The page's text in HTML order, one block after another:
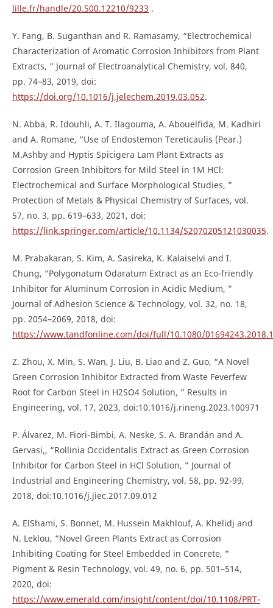
lille.fr/handle/20.500.12210/9233 .
Y. Fang, B. Suganthan and R. Ramasamy, “Electrochemical
Characterization of Aromatic Corrosion Inhibitors from Plant
Extracts, ” Journal of Electroanalytical Chemistry, vol. 840,
pp. 74–83, 2019, doi:
https://doi.org/10.1016/j.jelechem.2019.03.052.
N. Abba, R. Idouhli, A. T. Ilagouma, A. Abouelfida, M. Kadhiri
and A. Romane, “Use of Endostemon Tereticaulis (Pear.)
M.Ashby and Hyptis Spicigera Lam Plant Extracts as
Corrosion Green Inhibitors for Mild Steel in 1M HCl:
Electrochemical and Surface Morphological Studies, ”
Protection of Metals & Physical Chemistry of Surfaces, vol.
57, no. 3, pp. 619–633, 2021, doi:
https://link.springer.com/article/10.1134/S2070205121030035.
M. Prabakaran, S. Kim, A. Sasireka, K. Kalaiselvi and I.
Chung, “Polygonatum Odaratum Extract as an Eco-friendly
Inhibitor for Aluminum Corrosion in Acidic Medium, ”
Journal of Adhesion Science & Technology, vol. 32, no. 18,
pp. 2054–2069, 2018, doi:
https://www.tandfonline.com/doi/full/10.1080/
Z. Zhou, X. Min, S. Wan, J. Liu, B. Liao and Z. Guo, “A Novel
Green Corrosion Inhibitor Extracted from Waste Feverfew
Root for Carbon Steel in H2SO4 Solution, ” Results in
Engineering, vol. 17, 2023, doi:10.1016/j.rineng.2023.100971
P. Álvarez, M. Fiori-Bimbi, A. Neske, S. A. Brandán and A.
Gervasi,, “Rollinia Occidentalis Extract as Green Corrosion
Inhibitor for Carbon Steel in HCl Solution, ” Journal of
Industrial and Engineering Chemistry, vol. 58, pp. 92-99,
2018, doi:10.1016/j.jiec.2017.09.012
A. ElShami, S. Bonnet, M. Hussein Makhlouf, A. Khelidj and
N. Leklou, “Novel Green Plants Extract as Corrosion
Inhibiting Coating for Steel Embedded in Concrete, ”
Pigment & Resin Technology, vol. 49, no. 6, pp. 501–514,
2020, doi:
https://www.emerald.com/insight/content/doi/10.1108/PRT-